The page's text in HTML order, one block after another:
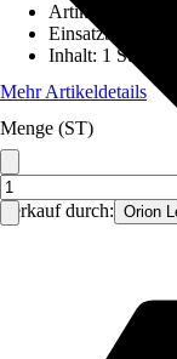
Verkauf durch: Orion
Artikeltyp
Einsatzbereich
Inhalt: 1 Stück
Mehr Artikeldetails
Menge (ST)